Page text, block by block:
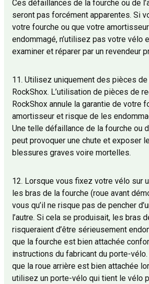
Ces défaillances de la fourche ou de
seront pas forcément apparentes. Si
votre fourche ou que votre
endommagé, n’utilisez pas votre vélo
examiner et réparer par un revendeur
11. Utilisez uniquement des pièces de
RockShox. L’utilisation de pièces de
RockShox annule la garantie de votre
amortisseur et risque de les
Une telle défaillance de la fourche ou
peut provoquer une chute et exposer
blessures graves voire mortelles.
12. Lorsque vous fixez votre vélo sur
les bras de la fourche (roue avant
vous qu’il ne risque pas de pencher
l’autre. Si cela se produisait, les bras
risqueraient d’être sérieusement
que la fourche est bien attachée
instructions du fabricant du porte-
que la roue arrière est bien attachée
utilisez un porte-vélo qui tient le vélo